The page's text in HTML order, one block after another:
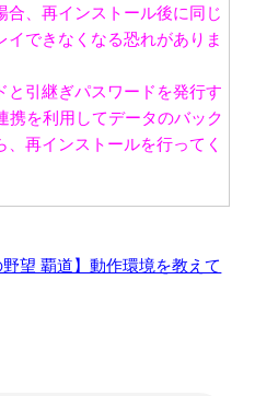
合、再インストール後に同じ
イできなくなる恐れがありま
と引継ぎパスワードを発行す
携を利用してデータのバック
、再インストールを行ってく
野望 覇道】動作環境を教えて